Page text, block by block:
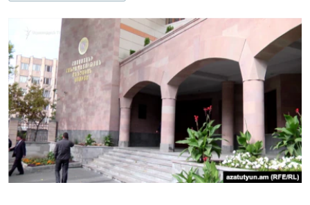
ՊԱՏԵՐԱԶՄԻ 6 ՇԱԲԱԹՆԵՐԸ
ՏԱՐԱԾԱՇՐՋԱՆ
ՄԻՋԱԶԳԱՅԻՆ
ՄՇԱԿՈՒՅԹ
ՍՊՈՐՏ
ՄԵԿՆԱԲԱՆՈՒԹՅՈՒՆ
ՏՏ ԵՒ ԻՆՏԵՐՆԵՏ